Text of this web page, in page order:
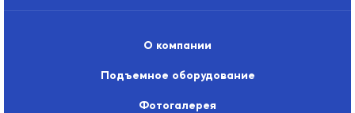
О компании
Подъемное оборудование
Фотогалерея